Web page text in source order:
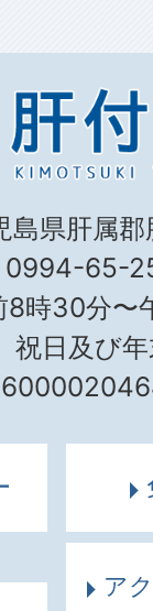
県肝属
0994-65-
8時30分〜
祝日及び
ア